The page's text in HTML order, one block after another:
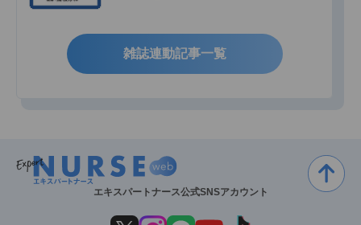
雑誌連動記事一覧
エキスパートナース公式SNSアカウント